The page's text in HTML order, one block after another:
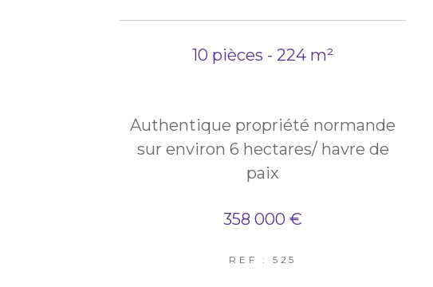
10 pièces - 224 m²
Authentique propriété normande
sur environ 6 hectares/ havre de
paix
358 000 €
REF : 525